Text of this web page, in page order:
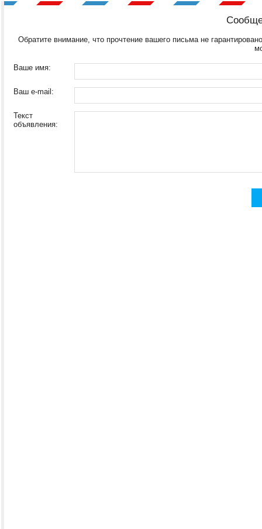
Обратите внимание, что прочтение вашего письма не
Ваше имя:
Ваш e-mail:
Текст
объявления: